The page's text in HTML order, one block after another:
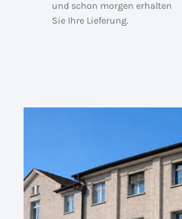
und schon morgen erhalten
Sie Ihre Lieferung.